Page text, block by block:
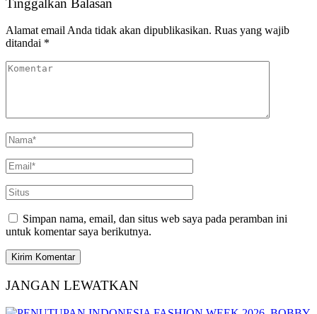
Alamat email Anda tidak akan dipublikasikan. Ruas yang wajib
ditandai *
Simpan nama, email, dan situs web saya pada peramban ini
untuk komentar saya berikutnya.
JANGAN LEWATKAN